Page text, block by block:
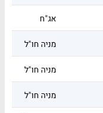
אג"ח
מניה חו"ל
מניה חו"ל
מניה חו"ל